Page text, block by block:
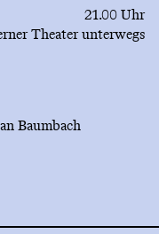
21.00 Uhr
Theater unterwegs
Baumbach